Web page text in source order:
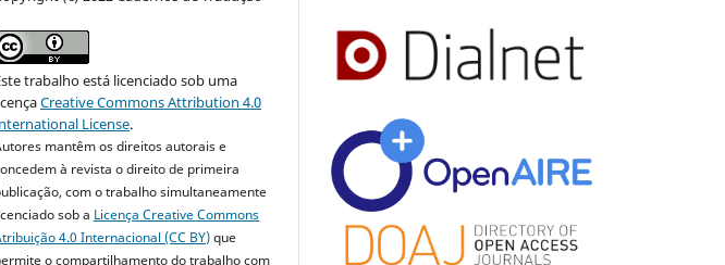
trabalho está licenciado sob uma
Creative Commons Attribution 4.0
License.
mantêm os direitos autorais e
à revista o direito de primeira
com o trabalho simultaneamente
sob a Licença Creative Commons
4.0 Internacional (CC BY)que
o compartilhamento do trabalho com